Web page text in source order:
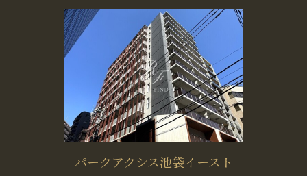
パークアクシス池袋イースト